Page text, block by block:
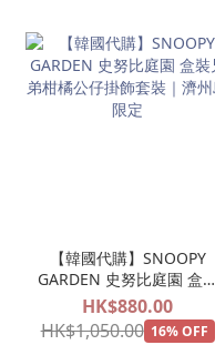
【韓國代購】SNOOPY
GARDEN 史努比庭園 盒裝
兄弟柑橘公仔掛飾套裝｜
濟州島限定
HK$880.00
HK$1,050.00 16% OFF